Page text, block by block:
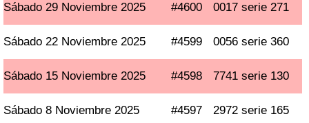
Sábado 29 Noviembre 2025 #4600 0017 serie 271
Sábado 22 Noviembre 2025 #4599 0056 serie 360
Sábado 15 Noviembre 2025 #4598 7741 serie 130
Sábado 8 Noviembre 2025 #4597 2972 serie 165